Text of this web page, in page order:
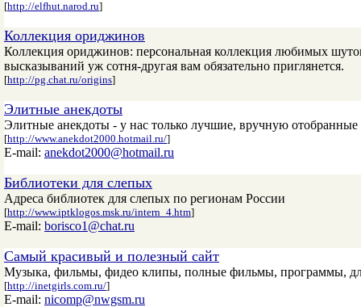
[http://elfhut.narod.ru]
Коллекция ориджинов
Коллекция ориджинов: персональная коллекция любимых
высказываний уж сотня-другая вам обязательно приглянется.
[http://pg.chat.ru/origins]
Элитные анекдоты
Элитные анекдоты - у нас только лучшие, вручную
[http://www.anekdot2000.hotmail.ru/]
E-mail: anekdot2000@hotmail.ru
Библиотеки для слепых
Адреса библиотек для слепых по регионам России
[http://www.iptklogos.msk.ru/intern_4.htm]
E-mail: borisco1@chat.ru
Самый красивый и полезный сайт
Музыка, фильмы, фидео клипы, полные фильмы, программы,
[http://inetgirls.com.ru/]
E-mail: nicomp@nwgsm.ru